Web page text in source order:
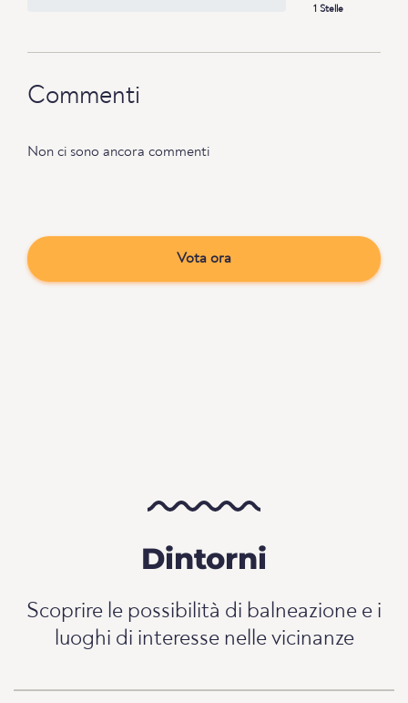
1 Stelle
Commenti
Non ci sono ancora commenti
Vota ora
Dintorni
Scoprire le possibilità di balneazione e i
luoghi di interesse nelle vicinanze